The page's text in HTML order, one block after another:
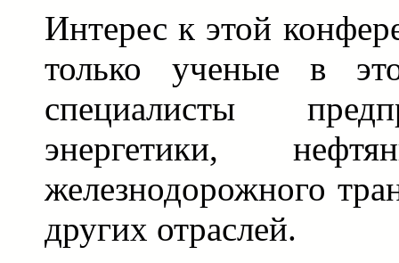
Интерес к этой
только ученые в
специалисты
энергетики,
железнодорожного
других отраслей.